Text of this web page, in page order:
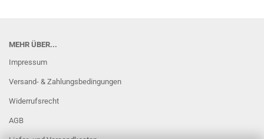
MEHR ÜBER...
Impressum
Versand- & Zahlungsbedingungen
Widerrufsrecht
AGB